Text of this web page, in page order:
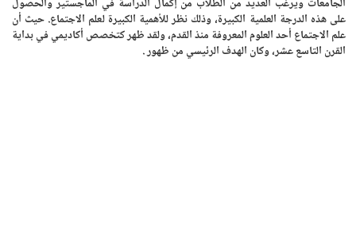
الجامعات ويرغب العديد من الطلاب من إكمال الدراسة في الماجستير والحصول
على هذه الدرجة العلمية الكبيرة، وذلك نظر للأهمية الكبيرة لعلم الاجتماع. حيث أن
علم الاجتماع أحد العلوم المعروفة منذ القدم، ولقد ظهر كتخصص أكاديمي في بداية
القرن التاسع عشر، وكان الهدف الرئيسي من ظهور .